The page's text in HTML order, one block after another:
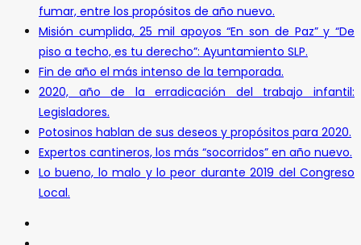
fumar, entre los propósitos de año nuevo.
Misión cumplida, 25 mil apoyos “En son de Paz” y “De
piso a techo, es tu derecho”: Ayuntamiento SLP.
Fin de año el más intenso de la temporada.
2020, año de la erradicación del trabajo infantil:
Legisladores.
Potosinos hablan de sus deseos y propósitos para 2020.
Expertos cantineros, los más “socorridos” en año nuevo.
Lo bueno, lo malo y lo peor durante 2019 del Congreso
Local.